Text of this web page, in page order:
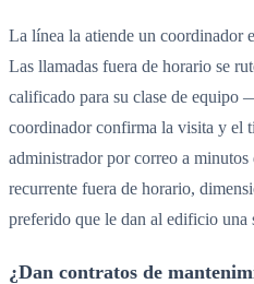
La línea la atiende un coordinador
Las llamadas fuera de horario se
calificado para su clase de
coordinador confirma la visita y el
administrador por correo a
recurrente fuera de horario,
preferido que le dan al edificio una
¿Dan contratos de